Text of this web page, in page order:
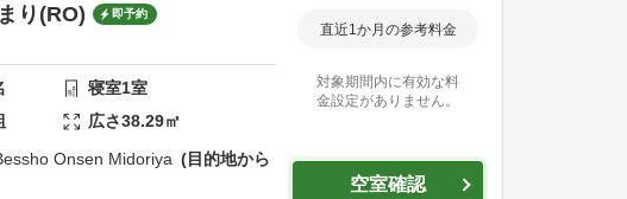
り(RO) 即予約
寝室1室
広さ38.29㎡
Onsen Midoriya
目的地から
直近1か月の参考料金
対象期間内に有効な料
金設定がありません。
空室確認